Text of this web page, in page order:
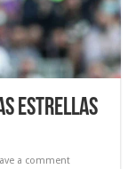
estrellas
a comment